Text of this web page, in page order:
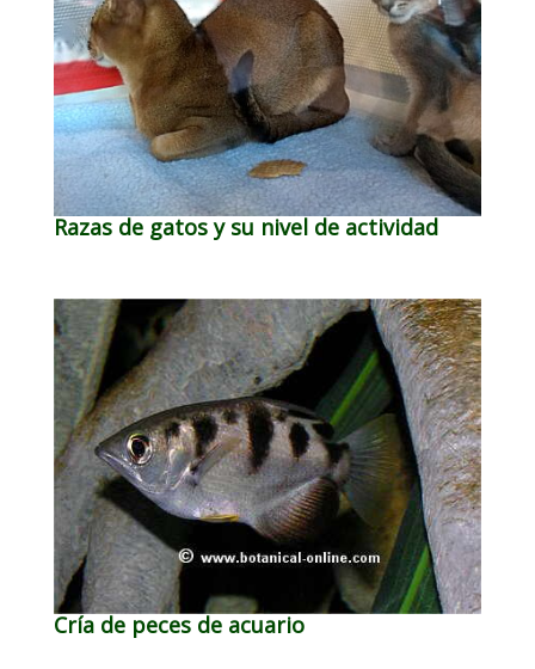
Razas de gatos y su nivel de actividad
Cría de peces de acuario